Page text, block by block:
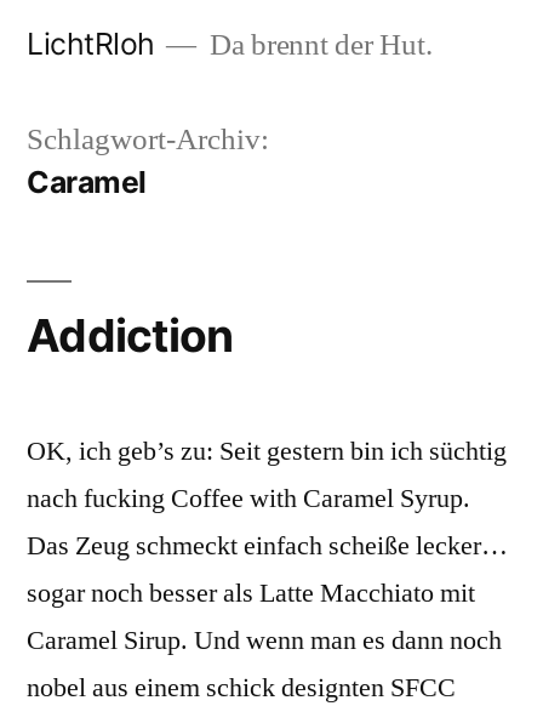
LichtRloh Da brennt der Hut.
Schlagwort-Archiv:
Caramel
Addiction
OK, ich geb’s zu: Seit gestern bin ich süchtig
nach fucking Coffee with Caramel Syrup.
Das Zeug schmeckt einfach scheiße lecker…
sogar noch besser als Latte Macchiato mit
Caramel Sirup. Und wenn man es dann noch
nobel aus einem schick designten SFCC